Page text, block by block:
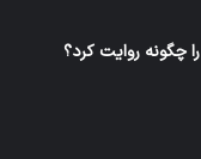
چگونه روایت کرد؟